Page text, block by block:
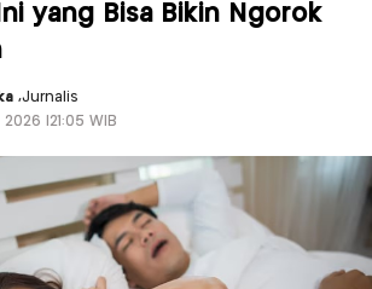
yang Bisa Bikin Ngorok
,Jurnalis
|21:05 WIB